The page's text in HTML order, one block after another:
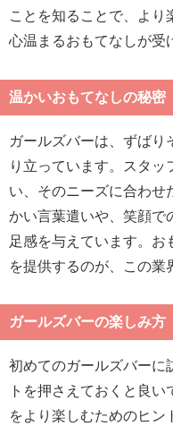
ことを知ることで、より
心温まるおもてなしが受
温かいおもてなしの秘密
ガールズバーは、ずばり
り立っています。スタッ
い、そのニーズに合わせ
かい言葉遣いや、笑顔で
足感を与えています。お
を提供するのが、この業
ガールズバーの楽しみ方
初めてのガールズバーに
トを押さえておくと良
をより楽しむためのヒン